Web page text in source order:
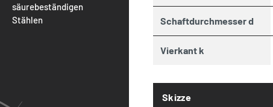
säurebeständigen
Stählen
Schaftdurchmesser d
Vierkant k
Skizze